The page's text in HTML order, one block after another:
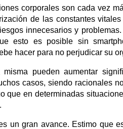
corporales son cada vez
de las constantes
innecesarios y
esto es posible sin
hacer para no perjudicar su
pueden aumentar
casos, siendo racionales
que en determinadas
un gran avance. Estimo que